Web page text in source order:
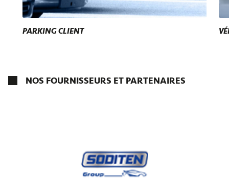
PARKING CLIENT
NOS FOURNISSEURS ET PARTENAIRES